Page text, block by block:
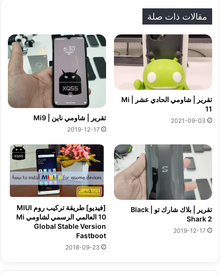
مقالات ذات صلة
تقرير | شاومي الحادي عشر | Mi
11
2021-09-03 تقرير | شاومي ناين | Mi9
2019-12-17
تقرير | بلاك شارك تو | Black
Shark 2
2019-12-17
[فيديو] طريقة تركيب روم MIUI
10 العالمي الرسمي لشاومي Mi
Global Stable Version
Fastboot
2018-09-23